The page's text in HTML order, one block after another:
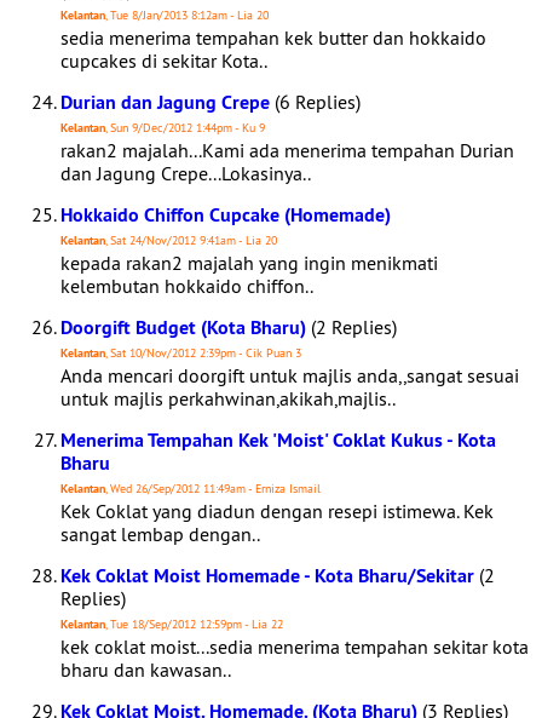
Kelantan, Tue 8/Jan/2013 8:12am - Lia 20
sedia menerima tempahan kek butter dan hokkaido
cupcakes di sekitar Kota..
Durian dan Jagung Crepe (6 Replies)
Kelantan, Sun 9/Dec/2012 1:44pm - Ku 9
rakan2 majalah...Kami ada menerima tempahan Durian
dan Jagung Crepe...Lokasinya..
Hokkaido Chiffon Cupcake (Homemade)
Kelantan, Sat 24/Nov/2012 9:41am - Lia 20
kepada rakan2 majalah yang ingin menikmati
kelembutan hokkaido chiffon..
Doorgift Budget (Kota Bharu) (2 Replies)
Kelantan, Sat 10/Nov/2012 2:39pm - Cik Puan 3
Anda mencari doorgift untuk majlis anda,,sangat sesuai
untuk majlis perkahwinan,akikah,majlis..
Menerima Tempahan Kek 'Moist' Coklat Kukus - Kota
Bharu
Kelantan, Wed 26/Sep/2012 11:49am - Erniza Ismail
Kek Coklat yang diadun dengan resepi istimewa. Kek
sangat lembap dengan..
Kek Coklat Moist Homemade - Kota Bharu/Sekitar (2
Replies)
Kelantan, Tue 18/Sep/2012 12:59pm - Lia 22
kek coklat moist...sedia menerima tempahan sekitar kota
bharu dan kawasan..
Kek Coklat Moist. Homemade. (Kota Bharu) (3 Replies)